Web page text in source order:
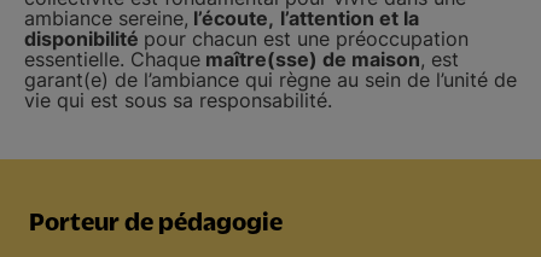
ambiance sereine, l’écoute, l’attention et la
disponibilité pour chacun est une préoccupation
essentielle. Chaque maître(sse) de maison, est
garant(e) de l’ambiance qui règne au sein de l’unité de
vie qui est sous sa responsabilité.
Porteur de pédagogie